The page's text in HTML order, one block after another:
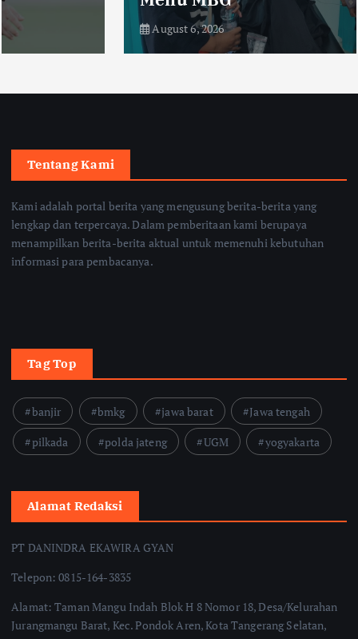
Tentang Kami
Kami adalah portal berita yang mengusung berita-berita yang
lengkap dan terpercaya. Dalam pemberitaan kami berupaya
menampilkan berita-berita aktual untuk memenuhi kebutuhan
informasi para pembacanya.
Tag Top
banjir bmkg jawa barat
Jawa tengah
pilkada
polda jateng UGM yogyakarta
Alamat Redaksi
PT DANINDRA EKAWIRA GYAN
Telepon: 0815-164-3835
Alamat: Taman Mangu Indah Blok H 8 Nomor 18, Desa/Kelurahan
Jurangmangu Barat, Kec. Pondok Aren, Kota Tangerang Selatan,